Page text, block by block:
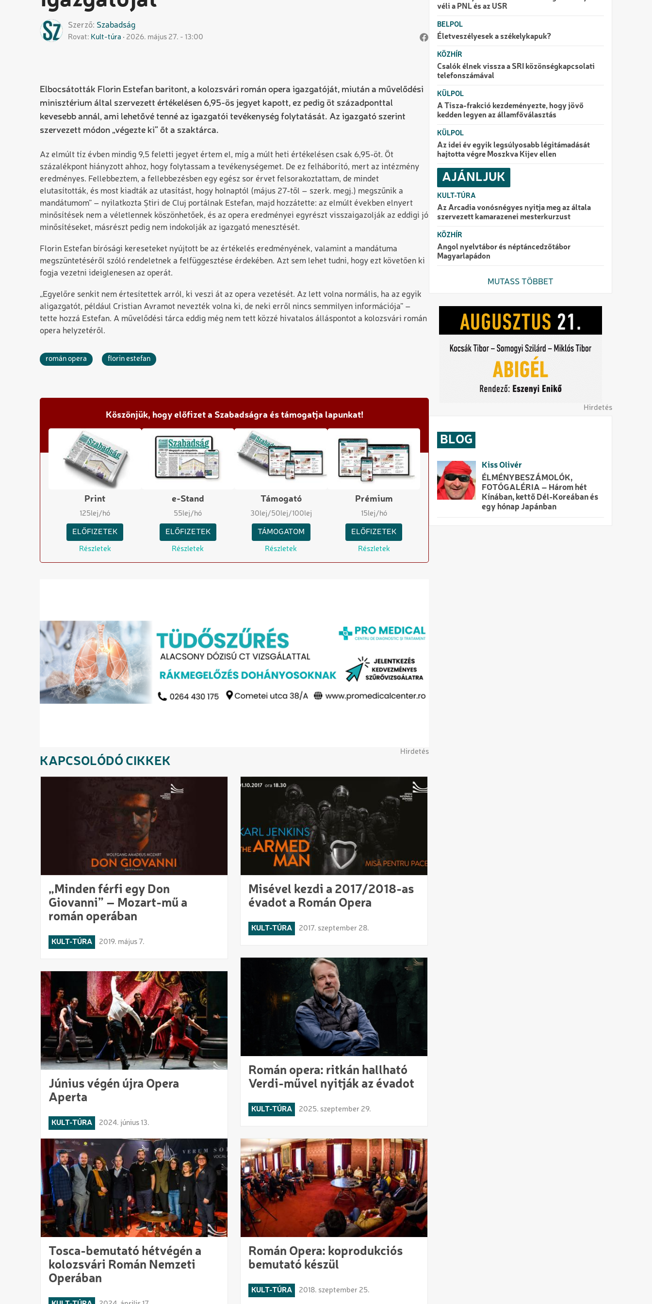
Szerző Szabadság
Rovat Kult-túra 2026. május 27. - 13:00
Elbocsátották Florin Estefan baritont, a kolozsvári román opera igazgatóját, miután a művelődési
minisztérium által szervezett értékelésen 6,95-ös jegyet kapott, ez pedig öt századponttal
kevesebb annál, ami lehetővé tenné az igazgatói tevékenység folytatását. Az igazgató szerint
szervezett módon „végezte ki” őt a szaktárca.
Az elmúlt tíz évben mindig 9,5 feletti jegyet értem el, míg a múlt heti értékelésen csak 6,95-öt. Öt
százalékpont hiányzott ahhoz, hogy folytassam a tevékenységemet. De ez felháborító, mert az intézmény
eredményes. Fellebbeztem, a fellebbezésben egy egész sor érvet felsorakoztattam, de mindet
elutasították, és most kiadták az utasítást, hogy holnaptól (május 27-től – szerk. megj.) megszűnik a
mandátumom” – nyilatkozta Știri de Cluj portálnak Estefan, majd hozzátette: az elmúlt években elnyert
minősítések nem a véletlennek köszönhetőek, és az opera eredményei egyrészt visszaigazolják az eddigi jó
minősítéseket, másrészt pedig nem indokolják az igazgató menesztését.
Florin Estefan bírósági kereseteket nyújtott be az értékelés eredményének, valamint a mandátuma
megszüntetéséről szóló rendeletnek a felfüggesztése érdekében. Azt sem lehet tudni, hogy ezt követően ki
fogja vezetni ideiglenesen az operát.
„Egyelőre senkit nem értesítettek arról, ki veszi át az opera vezetését. Az lett volna normális, ha az egyik
aligazgatót, például Cristian Avramot nevezték volna ki, de neki erről nincs semmilyen információja” –
tette hozzá Estefan. A művelődési tárca eddig még nem tett közzé hivatalos álláspontot a kolozsvári román
opera helyzetéről.
román opera florin estefan
Köszönjük, hogy előfizet a Szabadságra és támogatja lapunkat!
Print
125lej/hó
ELŐFIZETEK
Részletek
e-Stand
55lej/hó
ELŐFIZETEK
Részletek
Támogató
30lej/50lej/100lej
TÁMOGATOM
Részletek
Prémium
15lej/hó
ELŐFIZETEK
Részletek
Hirdetés
KAPCSOLÓDÓ CIKKEK
„Minden férfi egy Don
Giovanni” – Mozart-mű a
román operában
KULT-TÚRA 2019. május 7.
Misével kezdi a 2017/2018-as
évadot a Román Opera
KULT-TÚRA 2017. szeptember 28.
Román opera: ritkán hallható
Verdi-művel nyitják az évadot
KULT-TÚRA 2025. szeptember 29.
Június végén újra Opera
Aperta
KULT-TÚRA 2024. június 13.
Tosca-bemutató hétvégén a
kolozsvári Román Nemzeti
Operában
Román Opera: koprodukciós
bemutató készül
KULT-TÚRA 2018. szeptember 25.
véli a PNL és az USR
BELPOL
Életveszélyesek a székelykapuk?
KÖZHÍR
Csalók élnek vissza a SRI közönségkapcsolati
telefonszámával
KÜLPOL
A Tisza-frakció kezdeményezte, hogy jövő
kedden legyen az államfőválasztás
KÜLPOL
Az idei év egyik legsúlyosabb légitámadását
hajtotta végre Moszkva Kijev ellen
AJÁNLJUK
KULT-TÚRA
Az Arcadia vonósnégyes nyitja meg az általa
szervezett kamarazenei mesterkurzust
KÖZHÍR
Angol nyelvtábor és néptáncedzőtábor
Magyarlapádon
MUTASS TÖBBET
Hirdetés
BLOG
Kiss Olivér
ÉLMÉNYBESZÁMOLÓK,
FOTÓGALÉRIA – Három hét
Kínában, kettő Dél-Koreában és
egy hónap Japánban